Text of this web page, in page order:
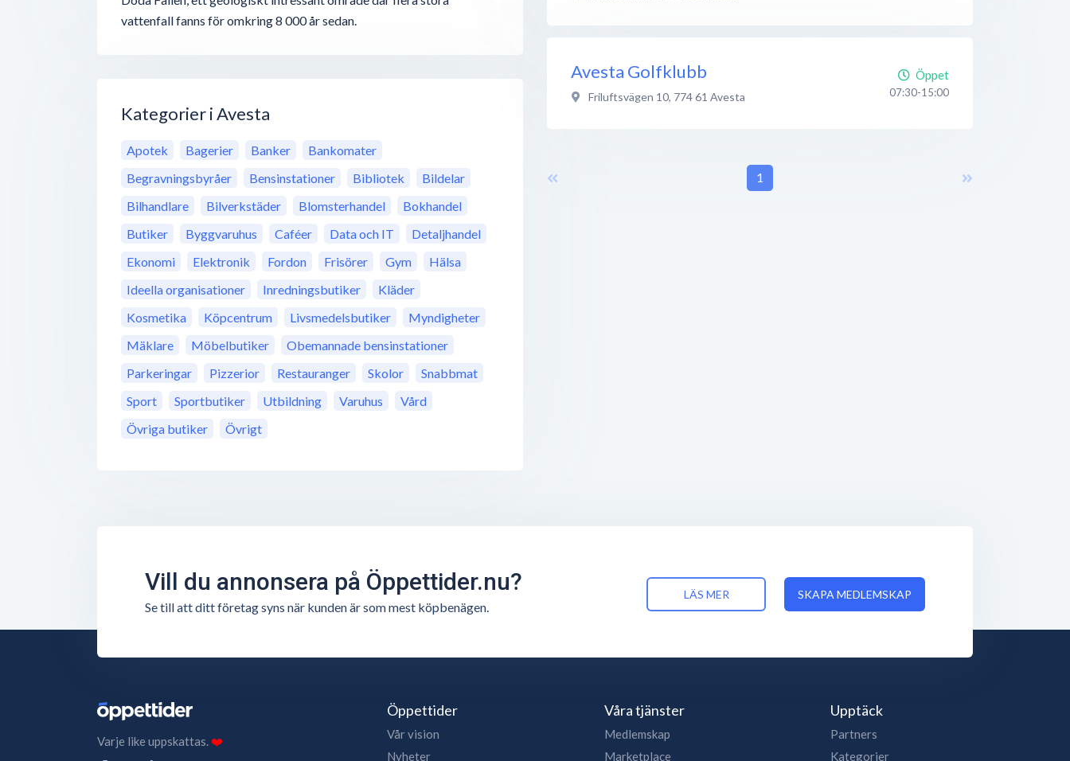
vattenfall fanns för omkring 8 000 år sedan.
Kategorier i Avesta
Apotek Bagerier Banker
Bankomater
Begravningsbyråer
Bensinstationer Bibliotek
Bildelar
Bilhandlare
Bilverkstäder Blomsterhandel
Bokhandel
Butiker
Byggvaruhus Caféer Data och IT
Detaljhandel
Ekonomi
Elektronik Fordon Frisörer Gym
Hälsa
Ideella organisationer
Inredningsbutiker
Kläder
Kosmetika
Köpcentrum Livsmedelsbutiker
Myndigheter
Mäklare
Möbelbutiker
Obemannade bensinstationer
Parkeringar
Pizzerior Restauranger Skolor
Snabbmat
Sport
Sportbutiker Utbildning Varuhus
Vård
Övriga butiker
Övrigt
Avesta Golfklubb
Friluftsvägen 10, 774 61 Avesta
Öppet
07:30-15:00
1
Vill du annonsera på Öppettider.nu?
Se till att ditt företag syns när kunden är som mest köpbenägen.
LÄS MER SKAPA MEDLEMSKAP
Varje like uppskattas.❤️
Öppettider
Vår vision
Nyheter
Våra tjänster
Medlemskap
Marketplace
Upptäck
Partners
Kategorier